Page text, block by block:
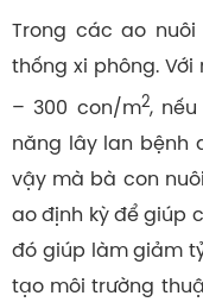
Trong các ao
thống xi phông.
– 300 con/m2,
năng lây lan bệnh
vậy mà bà con
ao định kỳ để giúp
đó giúp làm giảm
tạo môi trường